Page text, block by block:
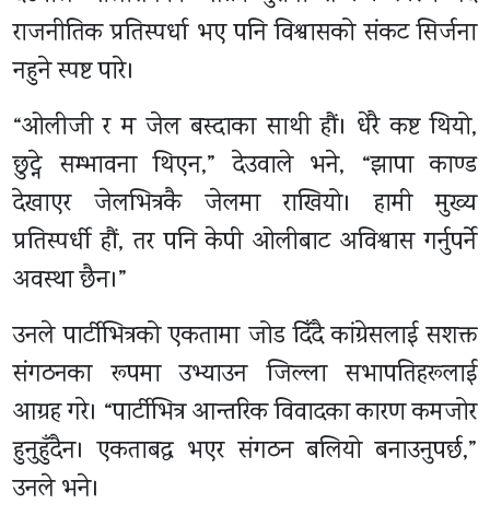
राजनीतिक प्रतिस्पर्धा भए पनि विश्वासको संकट सिर्जना
नहुने स्पष्ट पारे।
“ओलीजी र म जेल बस्दाका साथी हौं। धेरै कष्ट थियो,
छुट्ने सम्भावना थिएन,” देउवाले भने, “झापा काण्ड
देखाएर जेलभित्रकै जेलमा राखियो। हामी मुख्य
प्रतिस्पर्धी हौं, तर पनि केपी ओलीबाट अविश्वास गर्नुपर्ने
अवस्था छैन।”
उनले पार्टीभित्रको एकतामा जोड दिँदै कांग्रेसलाई सशक्त
संगठनका रूपमा उभ्याउन जिल्ला सभापतिहरूलाई
आग्रह गरे। “पार्टीभित्र आन्तरिक विवादका कारण कमजोर
हुनुहुँदैन। एकताबद्ध भएर संगठन बलियो बनाउनुपर्छ,”
उनले भने।